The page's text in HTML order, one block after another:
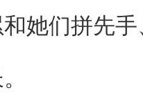
她们拼先手